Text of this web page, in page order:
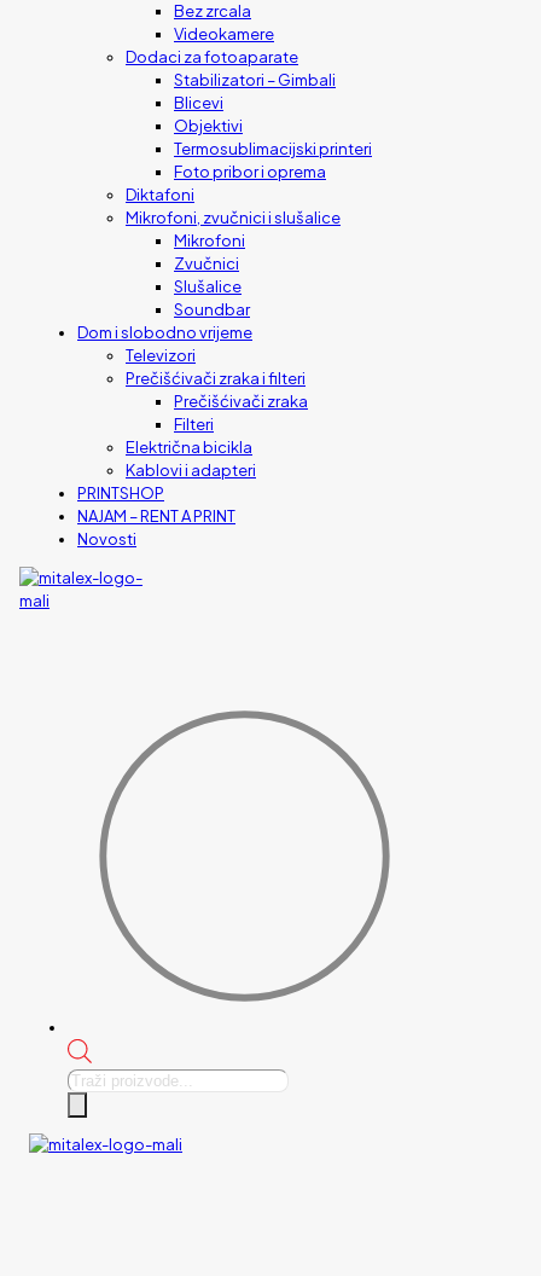
Bez zrcala
Videokamere
Dodaci za fotoaparate
Stabilizatori – Gimbali
Blicevi
Objektivi
Termosublimacijski printeri
Foto pribor i oprema
Diktafoni
Mikrofoni, zvučnici i slušalice
Mikrofoni
Zvučnici
Slušalice
Soundbar
Dom i slobodno vrijeme
Televizori
Prečišćivači zraka i filteri
Prečišćivači zraka
Filteri
Električna bicikla
Kablovi i adapteri
PRINTSHOP
NAJAM – RENT A PRINT
Novosti
Products